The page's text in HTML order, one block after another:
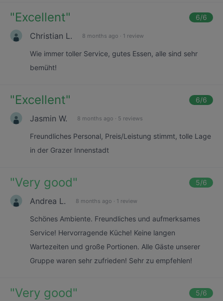
"Excellent" 6/6
Christian L. 8 months ago · 1 review
Wie immer toller Service, gutes Essen, alle sind sehr
bemüht!
"Excellent" 6/6
Jasmin W. 8 months ago · 5 reviews
Freundliches Personal, Preis/Leistung stimmt, tolle Lage
in der Grazer Innenstadt
"Very good" 5/6
Andrea L. 8 months ago · 1 review
Schönes Ambiente. Freundliches und aufmerksames
Service! Hervorragende Küche! Keine langen
Wartezeiten und große Portionen. Alle Gäste unserer
Gruppe waren sehr zufrieden! Sehr zu empfehlen!
"Very good" 5/6